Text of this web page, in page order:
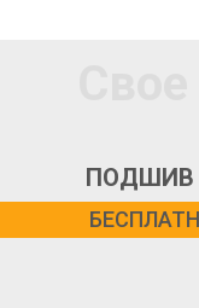
ПОДШИВ